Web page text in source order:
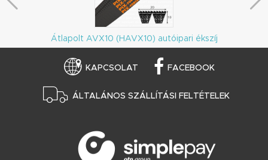
Átlapolt AVX10 (HAVX10) autóipari ékszíj
KAPCSOLAT FACEBOOK
ÁLTALÁNOS SZÁLLÍTÁSI FELTÉTELEK